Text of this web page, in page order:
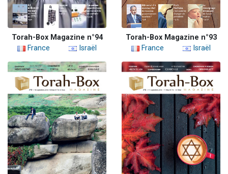
Torah-Box Magazine n°94
France
Israël
Torah-Box Magazine n°93
France
Israël